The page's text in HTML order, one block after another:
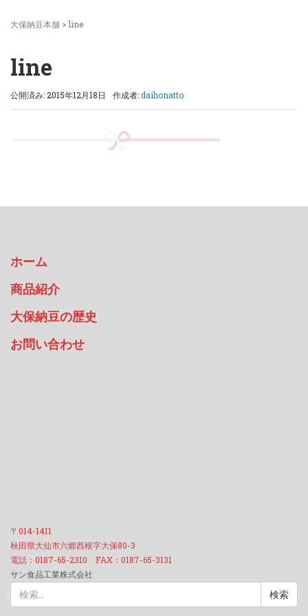
大保納豆本舗 > line
line
公開済み: 2015年12月18日 作成者:daihonatto
ホーム
商品紹介
大保納豆の歴史
お問い合わせ
〒014-1411
秋田県大仙市六郷西根字大保80-3
電話：0187-65-2310 FAX：0187-65-3131
サン食品工業株式会社
索: